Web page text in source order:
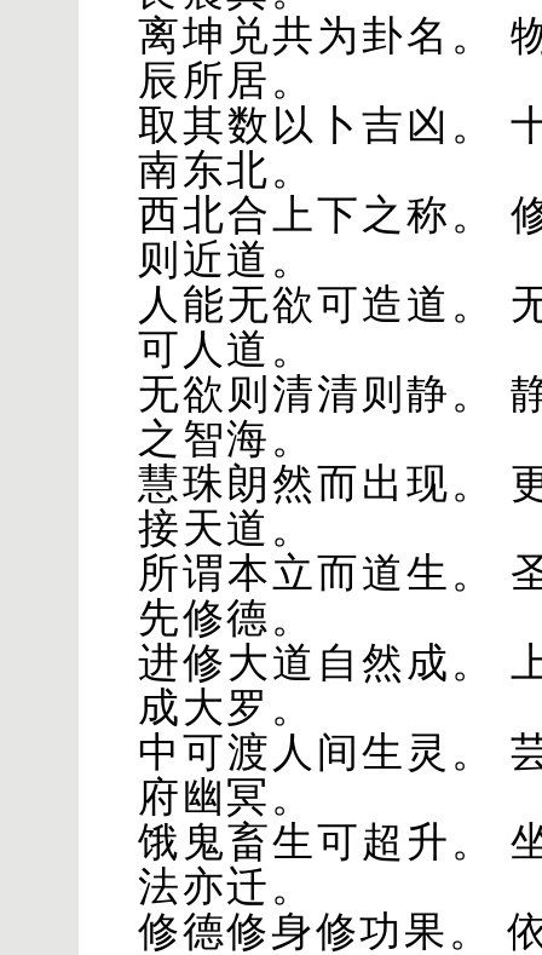
离坤兑共为卦名。
辰所居。
取其数以卜吉凶。
南东北。
西北合上下之称。
则近道。
人能无欲可造道。
可人道。
无欲则清清则静。
之智海。
慧珠朗然而出现。
接天道。
所谓本立而道生。
先修德。
进修大道自然成。
成大罗。
中可渡人间生灵。
府幽冥。
饿鬼畜生可超升。
法亦迁。
修德修身修功果。